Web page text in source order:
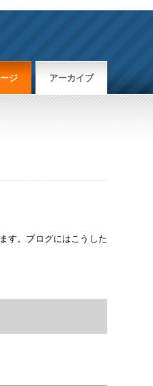
ジ アーカイブ
す。ブログにはこうした